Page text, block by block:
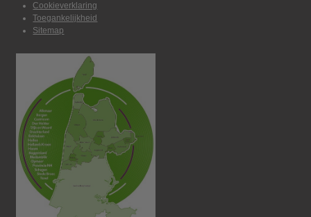
Cookieverklaring
Toegankelijkheid
Sitemap